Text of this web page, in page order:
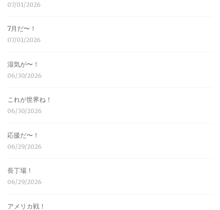
07/01/2026
7月だ〜！
07/01/2026
湿気が〜！
06/30/2026
これが世界ね！
06/30/2026
応援だ〜！
06/29/2026
長丁場！
06/29/2026
アメリカ戦！